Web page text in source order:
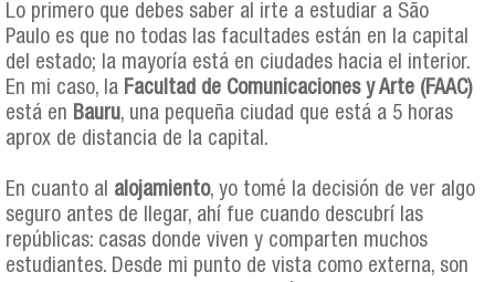
Lo primero que debes saber al irte a estudiar a São
Paulo es que no todas las facultades están en la capital
del estado; la mayoría está en ciudades hacia el interior.
En mi caso, la Facultad de Comunicaciones y Arte (FAAC)
está en Bauru, una pequeña ciudad que está a 5 horas
aprox de distancia de la capital.
En cuanto al alojamiento, yo tomé la decisión de ver algo
seguro antes de llegar, ahí fue cuando descubrí las
repúblicas: casas donde viven y comparten muchos
estudiantes. Desde mi punto de vista como externa, son